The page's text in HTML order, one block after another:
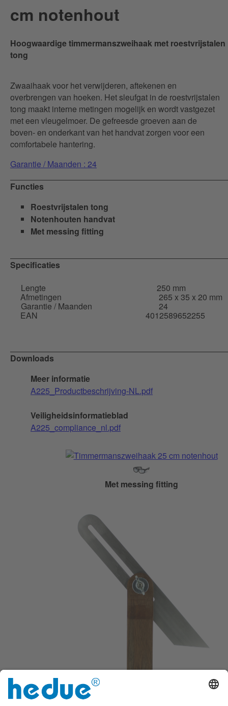
cm notenhout
Hoogwaardige timmermanszweihaak met roestvrijstalen
tong
Zwaaihaak voor het verwijderen, aftekenen en
overbrengen van hoeken. Het sleufgat in de roestvrijstalen
tong maakt interne metingen mogelijk en wordt vastgezet
met een vleugelmoer. De gefreesde groeven aan de
boven- en onderkant van het handvat zorgen voor een
comfortabele hantering.
Garantie / Maanden : 24
Functies
Roestvrijstalen tong
Notenhouten handvat
Met messing fitting
Specificaties
Lengte
250 mm
Afmetingen 265 x 35 x 20 mm
Garantie / Maanden 24
EAN 4012589652255
Downloads
Meer informatie
A225_Productbeschrijving-NL.pdf
Veiligheidsinformatieblad
A225_compliance_nl.pdf
Met messing fitting